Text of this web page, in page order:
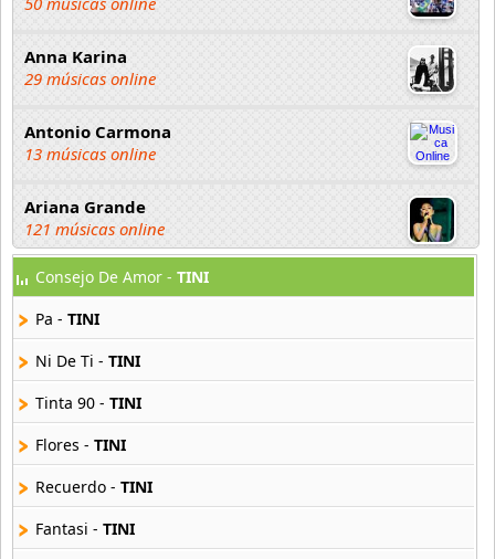
Anna Karina
29 músicas online
Antonio Carmona
13 músicas online
Ariana Grande
121 músicas online
Aselin Debison
25 músicas online
Asmir Young
36 músicas online
44 músicas online
B J Thomas
18 músicas online
Consejo De Amor - TINI
Pa - TINI
Ni De Ti - TINI
Tinta 90 - TINI
Flores - TINI
Recuerdo - TINI
Fantasi - TINI